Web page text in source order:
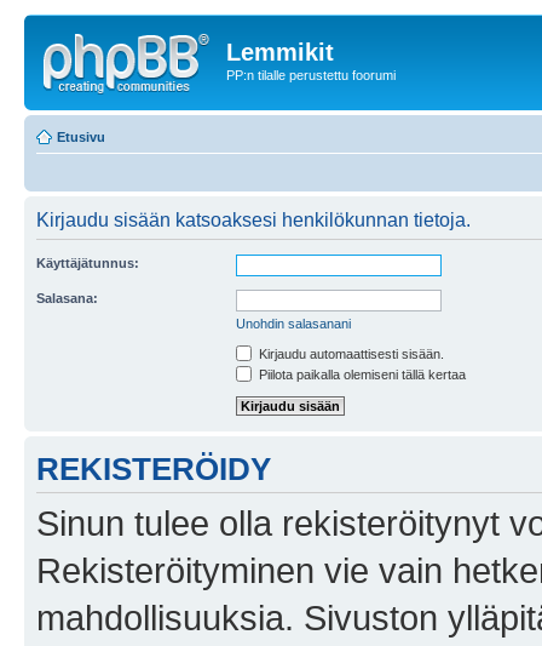
Lemmikit
PP:n tilalle perustettu foorumi
Etusivu
Kirjaudu sisään katsoaksesi henkilökunnan tietoja.
Käyttäjätunnus:
Salasana:
Unohdin salasanani
Kirjaudu automaattisesti sisään.
Piilota paikalla olemiseni tällä kertaa
REKISTERÖIDY
Sinun tulee olla rekisteröitynyt
Rekisteröityminen vie vain
mahdollisuuksia. Sivuston